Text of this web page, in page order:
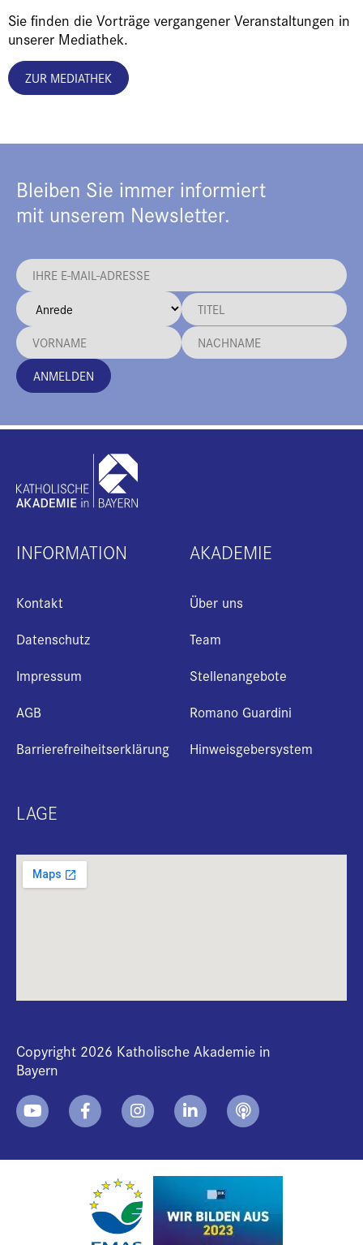
Sie finden die Vorträge vergangener Veranstaltungen in
unserer Mediathek.
ZUR MEDIATHEK
Bleiben Sie immer informiert
mit unserem Newsletter.
ANMELDEN
INFORMATION
Kontakt
Datenschutz
Impressum
AGB
Barrierefreiheitserklärung
AKADEMIE
Über uns
Team
Stellenangebote
Romano Guardini
Hinweisgebersystem
LAGE
Copyright 2026 Katholische Akademie in
Bayern